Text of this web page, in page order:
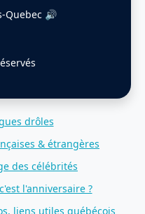
Quebec 🔊
drôles
& étrangères
des célébrités
l'anniversaire ?
liens utiles québécois